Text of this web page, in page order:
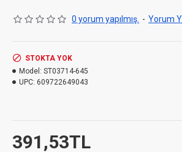
0 yorum yapılmış. - Yorum
391,53TL
STOKTA YOK
Model: ST03714-645
UPC: 609722649043